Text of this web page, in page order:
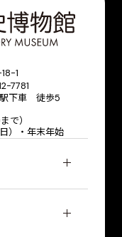
1
7781
駅下車 徒歩5
で）
）・年末年始